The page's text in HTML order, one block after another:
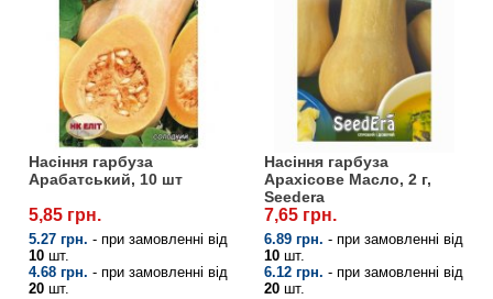
Насіння гарбуза
Арабатський, 10 шт
5,85 грн.
5.27 грн. - при замовленні від
10 шт.
4.68 грн. - при замовленні від
20 шт.
Насіння гарбуза
Арахісове Масло, 2 г,
Seedera
7,65 грн.
6.89 грн. - при замовленні від
10 шт.
6.12 грн. - при замовленні від
20 шт.